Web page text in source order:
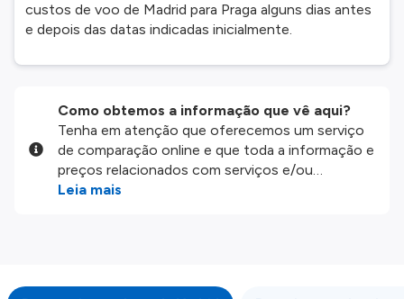
custos de voo de Madrid para Praga alguns dias antes
e depois das datas indicadas inicialmente.
Como obtemos a informação que vê aqui?
Tenha em atenção que oferecemos um serviço
de comparação online e que toda a informação e
preços relacionados com serviços e/ou
produtos disponíveis no nosso website são
integridade ou pela precisão da informação
Leia mais